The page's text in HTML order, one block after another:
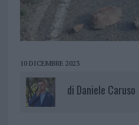
10 DICEMBRE 2023
di Daniele Caruso